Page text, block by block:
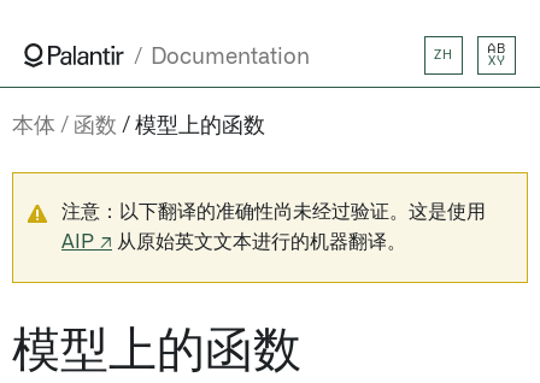
Documentation ZH
AB
XY
本体 函数 模型上的函数
注意：以下翻译的准确性尚未经过验证。这是使用
AIP ↗ 从原始英文文本进行的机器翻译。
模型上的函数